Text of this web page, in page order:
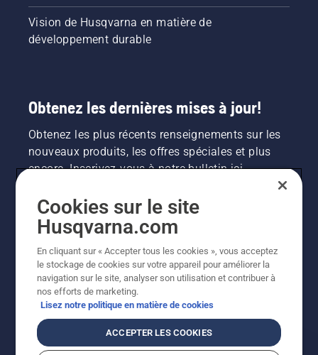
Vision de Husqvarna en matière de
développement durable
Obtenez les dernières mises à jour!
Obtenez les plus récents renseignements sur les
nouveaux produits, les offres spéciales et plus
encore. Inscrivez-vous à notre bulletin ici.
INSCRIPTION À LA NEWSLETTER
Cookies sur le site
Husqvarna.com
En cliquant sur « Accepter tous les cookies », vous acceptez
le stockage de cookies sur votre appareil pour améliorer la
navigation sur le site, analyser son utilisation et contribuer à
nos efforts de marketing.
Lisez notre politique en matière de cookies
ACCEPTER LES COOKIES